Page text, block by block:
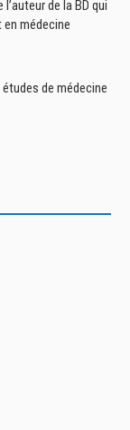
de la BD qui
en médecine
études de médecine